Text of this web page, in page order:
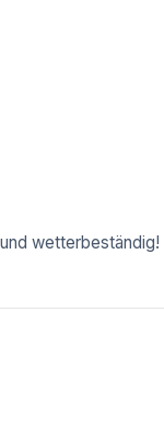
wetterbeständig!